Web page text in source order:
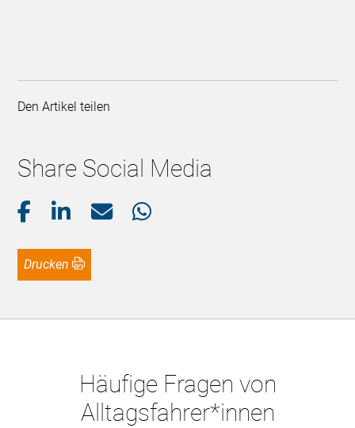
Den Artikel teilen
Share Social Media
Drucken
Häufige Fragen von
Alltagsfahrer*innen